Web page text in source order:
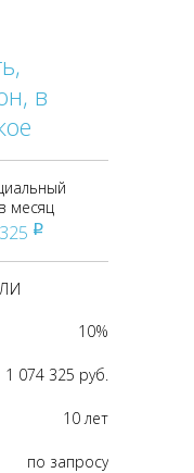
в
месяц
pуб
10%
1 074 325 руб.
10 лет
по запросу